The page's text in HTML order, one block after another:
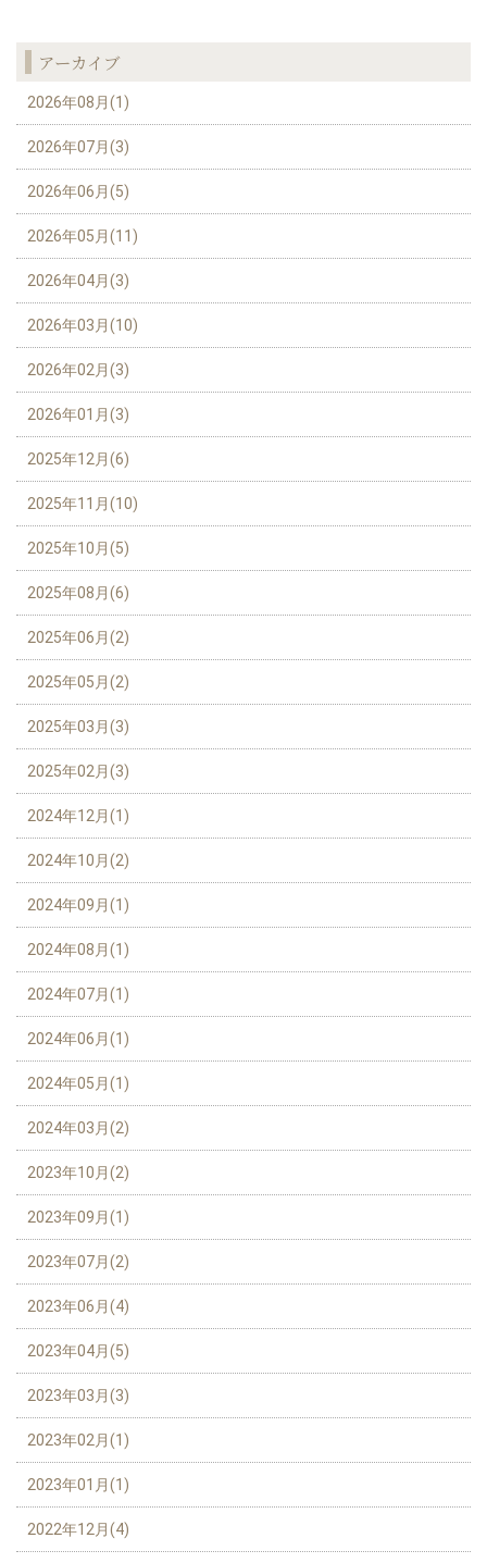
アーカイブ
2026年08月(1)
2026年07月(3)
2026年06月(5)
2026年05月(11)
2026年04月(3)
2026年03月(10)
2026年02月(3)
2026年01月(3)
2025年12月(6)
2025年11月(10)
2025年10月(5)
2025年08月(6)
2025年06月(2)
2025年05月(2)
2025年03月(3)
2025年02月(3)
2024年12月(1)
2024年10月(2)
2024年09月(1)
2024年08月(1)
2024年07月(1)
2024年06月(1)
2024年05月(1)
2024年03月(2)
2023年10月(2)
2023年09月(1)
2023年07月(2)
2023年06月(4)
2023年04月(5)
2023年03月(3)
2023年02月(1)
2023年01月(1)
2022年12月(4)